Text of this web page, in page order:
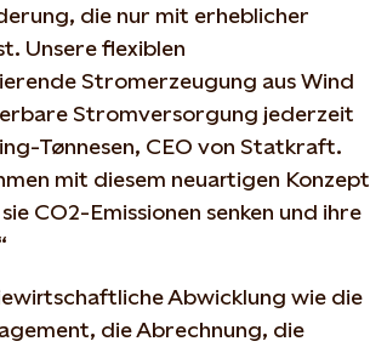
die nur mit erheblicher
Unsere flexiblen
Stromerzeugung aus Wind
Stromversorgung jederzeit
Tønnesen, CEO von Statkraft.
mit diesem neuartigen Konzept
CO2-Emissionen senken und ihre
Abwicklung wie die
die Abrechnung, die